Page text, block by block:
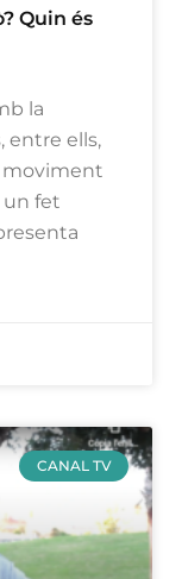
Quin és
la
entre ells,
moviment
un fet
CANAL TV